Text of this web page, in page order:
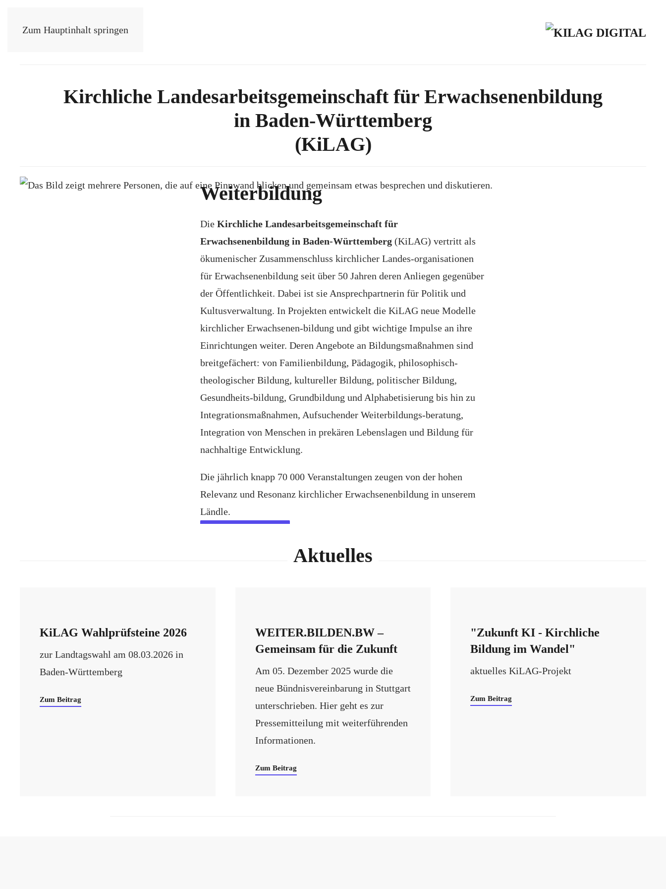
Zum Hauptinhalt springen
Projekte Bildungsportal
Kirchliche Landesarbeitsgemeinschaft für Erwachsenenbildung
in Baden-Württemberg
(KiLAG)
Weiterbildung
Die Kirchliche Landesarbeitsgemeinschaft für
Erwachsenenbildung in Baden-Württemberg (KiLAG) vertritt als
ökumenischer Zusammenschluss kirchlicher Landes-organisationen
für Erwachsenenbildung seit über 50 Jahren deren Anliegen gegenüber
der Öffentlichkeit. Dabei ist sie Ansprechpartnerin für Politik und
Kultusverwaltung. In Projekten entwickelt die KiLAG neue Modelle
kirchlicher Erwachsenen-bildung und gibt wichtige Impulse an ihre
Einrichtungen weiter. Deren Angebote an Bildungsmaßnahmen sind
breitgefächert: von Familienbildung, Pädagogik, philosophisch-
theologischer Bildung, kultureller Bildung, politischer Bildung,
Gesundheits-bildung, Grundbildung und Alphabetisierung bis hin zu
Integrationsmaßnahmen, Aufsuchender Weiterbildungs-beratung,
Integration von Menschen in prekären Lebenslagen und Bildung für
nachhaltige Entwicklung.
Die jährlich knapp 70 000 Veranstaltungen zeugen von der hohen
Relevanz und Resonanz kirchlicher Erwachsenenbildung in unserem
Ländle.
Aktuelles
KiLAG Wahlprüfsteine 2026
zur Landtagswahl am 08.03.2026 in
Baden-Württemberg
Zum Beitrag
WEITER.BILDEN.BW –
Gemeinsam für die Zukunft
Am 05. Dezember 2025 wurde die
neue Bündnisvereinbarung in Stuttgart
unterschrieben. Hier geht es zur
Pressemitteilung mit weiterführenden
Informationen.
Zum Beitrag
"Zukunft KI - Kirchliche
Bildung im Wandel"
aktuelles KiLAG-Projekt
Zum Beitrag